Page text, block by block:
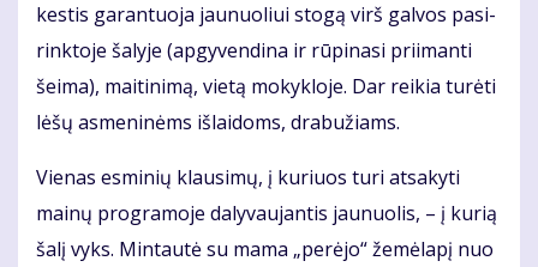
kes­tis ga­ran­tuo­ja jau­nuo­liui sto­gą virš gal­vos pa­si­
rink­to­je ša­ly­je (ap­gy­ven­di­na ir rū­pi­na­si pri­iman­ti
šei­ma), mai­ti­ni­mą, vie­tą mo­kyk­lo­je. Dar rei­kia tu­rė­ti
lė­šų as­me­ni­nėms iš­lai­doms, dra­bu­žiams.
Vie­nas es­mi­nių klau­si­mų, į ku­riuos tu­ri at­sa­ky­ti
mai­nų pro­gra­mo­je da­ly­vau­jan­tis jau­nuo­lis, – į ku­rią
ša­lį vyks. Min­tau­tė su ma­ma „per­ėjo“ že­mė­la­pį nuo